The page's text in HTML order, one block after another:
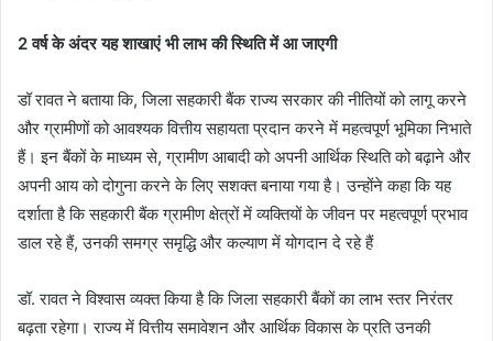
2 वर्ष के अंदर यह शाखाएं भी लाभ की स्थिति में आ जाएगी
डॉ रावत ने बताया कि, जिला सहकारी बैंक राज्य सरकार की नीतियों को लागू करने
और ग्रामीणों को आवश्यक वित्तीय सहायता प्रदान करने में महत्वपूर्ण भूमिका निभाते
हैं। इन बैंकों के माध्यम से, ग्रामीण आबादी को अपनी आर्थिक स्थिति को बढ़ाने और
अपनी आय को दोगुना करने के लिए सशक्त बनाया गया है। उन्होंने कहा कि यह
दर्शाता है कि सहकारी बैंक ग्रामीण क्षेत्रों में व्यक्तियों के जीवन पर महत्वपूर्ण प्रभाव
डाल रहे हैं, उनकी समग्र समृद्धि और कल्याण में योगदान दे रहे हैं
डॉ. रावत ने विश्वास व्यक्त किया है कि जिला सहकारी बैंकों का लाभ स्तर निरंतर
बढ़ता रहेगा। राज्य में वित्तीय समावेशन और आर्थिक विकास के प्रति उनकी